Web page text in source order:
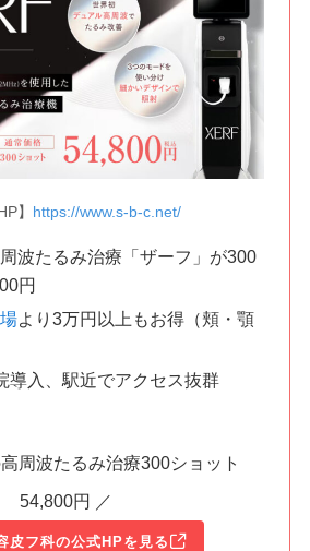
】 https://www.s-b-c.net/
波たるみ治療「ザーフ」が300
円
より3万円以上もお得（頬・顎
導入、駅近でアクセス抜群
周波たるみ治療300ショット
54,800円 ／
皮フ科の公式HPを見る